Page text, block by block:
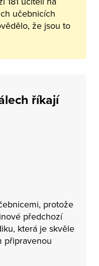
učebnicích
že jsou to
říkají
protože
předchozí
která je skvěle
připravenou